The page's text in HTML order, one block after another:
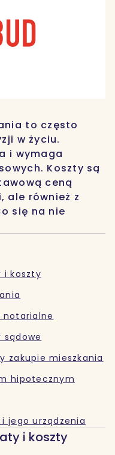
to często
w życiu.
i wymaga
Koszty są
ceną
ale również z
się na nie
i koszty
notarialne
sądowe
zakupie mieszkania
hipotecznym
jego urządzenia
i koszty